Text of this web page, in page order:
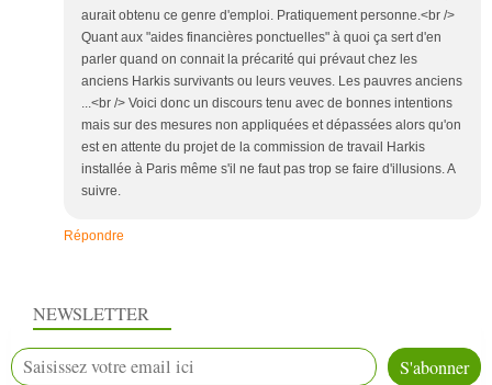
aurait obtenu ce genre d'emploi. Pratiquement personne.<br />
Quant aux "aides financières ponctuelles" à quoi ça sert d'en
parler quand on connait la précarité qui prévaut chez les
anciens Harkis survivants ou leurs veuves. Les pauvres anciens
...<br /> Voici donc un discours tenu avec de bonnes intentions
mais sur des mesures non appliquées et dépassées alors qu'on
est en attente du projet de la commission de travail Harkis
installée à Paris même s'il ne faut pas trop se faire d'illusions. A
suivre.
Répondre
NEWSLETTER